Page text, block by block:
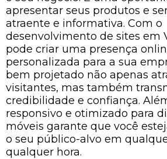
apresentar seus produtos e
atraente e informativa. Com o
desenvolvimento de sites em
pode criar uma presença
personalizada para a sua
bem projetado não apenas
visitantes, mas também
credibilidade e confiança.
responsivo e otimizado para
móveis garante que você
o seu público-alvo em
qualquer hora.